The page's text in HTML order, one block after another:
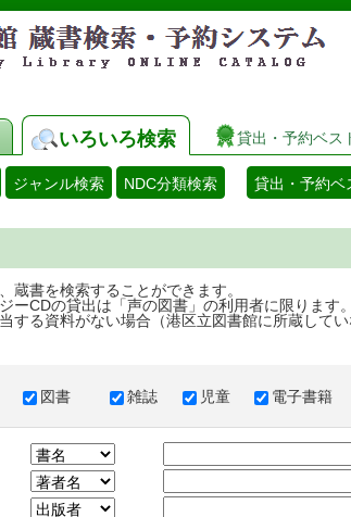
いろいろ検索 貸出・予約ベス
ジャンル検索 NDC分類検索 貸出・予約ベ
蔵書を検索することができます。
ーCDの貸出は「声の図書」の利用者に限ります。
する資料がない場合（港区立図書館に所蔵して
図書 雑誌 児童 電子書籍